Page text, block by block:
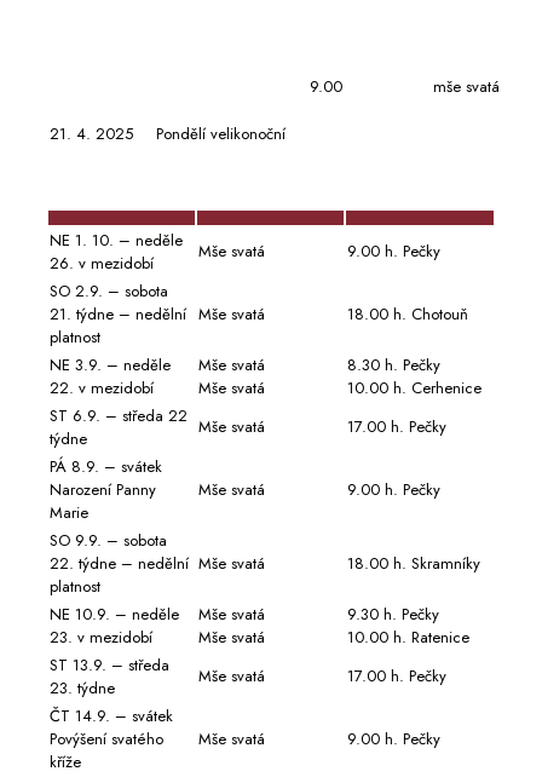
21. 4. 2025 Pondělí velikonoční
9.00 mše svatá
NE 1. 10. – neděle
26. v mezidobí
Mše svatá
9.00 h. Pečky
SO 2.9. – sobota
21. týdne – nedělní
platnost
Mše svatá 18.00 h. Chotouň
NE 3.9. – neděle
22. v mezidobí
Mše svatá
Mše svatá
8.30 h. Pečky
10.00 h. Cerhenice
ST 6.9. – středa 22
týdne
Mše svatá
17.00 h. Pečky
PÁ 8.9. – svátek
Narození Panny
Marie
Mše svatá 9.00 h. Pečky
SO 9.9. – sobota
22. týdne – nedělní
platnost
Mše svatá 18.00 h. Skramníky
NE 10.9. – neděle
23. v mezidobí
Mše svatá
Mše svatá
9.30 h. Pečky
10.00 h. Ratenice
ST 13.9. – středa
23. týdne
Mše svatá
17.00 h. Pečky
ČT 14.9. – svátek
Povýšení svatého
kříže
Mše svatá 9.00 h. Pečky